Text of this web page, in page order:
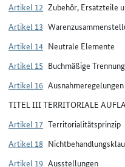
Artikel 12 Zubehör, Ersatzteile
Artikel 13
Artikel 14 Neutrale Elemente
Artikel 15 Buchmäßige Trennung
Artikel 16 Ausnahmeregelungen
TITEL III TERRITORIALE
Artikel 17 Territorialitätsprinzip
Artikel 18
Artikel 19 Ausstellungen